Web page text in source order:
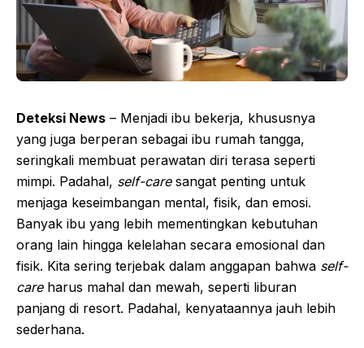
Deteksi News – Menjadi ibu bekerja, khususnya
yang juga berperan sebagai ibu rumah tangga,
seringkali membuat perawatan diri terasa seperti
mimpi. Padahal, self-caresangat penting untuk
menjaga keseimbangan mental, fisik, dan emosi.
Banyak ibu yang lebih mementingkan kebutuhan
orang lain hingga kelelahan secara emosional dan
fisik. Kita sering terjebak dalam anggapan bahwa self-
careharus mahal dan mewah, seperti liburan
panjang di resort. Padahal, kenyataannya jauh lebih
sederhana.